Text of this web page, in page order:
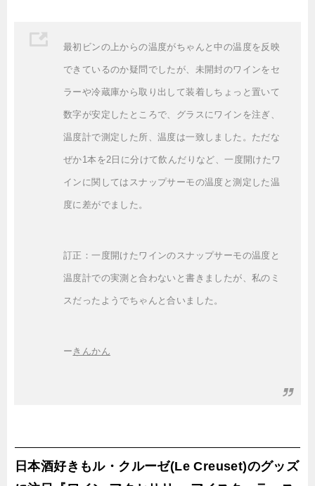
最初ビンの上からの温度がちゃんと中の温度を反映
できているのか疑問でしたが、未開封のワインをセ
ラーや冷蔵庫から取り出して装着しちょっと置いて
数字が安定したところで、グラスにワインを注ぎ、
温度計で測定した所、温度は一致しました。ただな
ぜか1本を2日に分けて飲んだりなど、一度開けたワ
インに関してはスナップサーモの温度と測定した温
度に差がでました。
訂正：一度開けたワインのスナップサーモの温度と
温度計での実測と合わないと書きましたが、私のミ
スだったようでちゃんと合いました。
ー きんかん
日本酒好きもル・クルーゼ(Le Creuset)のグッズ